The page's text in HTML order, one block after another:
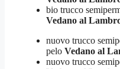
bio trucco
Vedano al
nuovo trucco
pelo Vedano al
nuovo trucco